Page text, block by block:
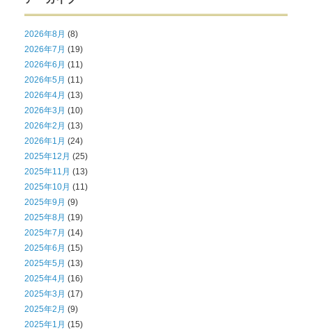
2026年8月 (8)
2026年7月 (19)
2026年6月 (11)
2026年5月 (11)
2026年4月 (13)
2026年3月 (10)
2026年2月 (13)
2026年1月 (24)
2025年12月 (25)
2025年11月 (13)
2025年10月 (11)
2025年9月 (9)
2025年8月 (19)
2025年7月 (14)
2025年6月 (15)
2025年5月 (13)
2025年4月 (16)
2025年3月 (17)
2025年2月 (9)
2025年1月 (15)